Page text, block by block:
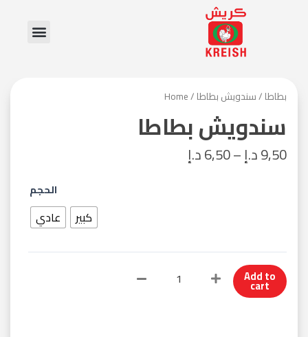
content Menu
Home/ بطاطا / سندويش بطاطا
سندويش بطاطا
6,50د.إ – 9,50د.إ
الحجم
عادي كبير
Add to
cart